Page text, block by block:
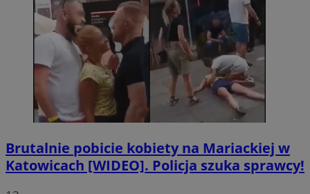
Brutalnie pobicie kobiety na Mariackiej w
Katowicach [WIDEO]. Policja szuka sprawcy!